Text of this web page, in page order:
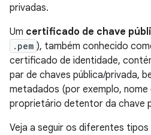
privadas.
Um certificado de chave
.pem ), também conhecido
certificado de identidade,
par de chaves pública/privada,
metadados (por exemplo,
proprietário detentor da chave
Veja a seguir os diferentes